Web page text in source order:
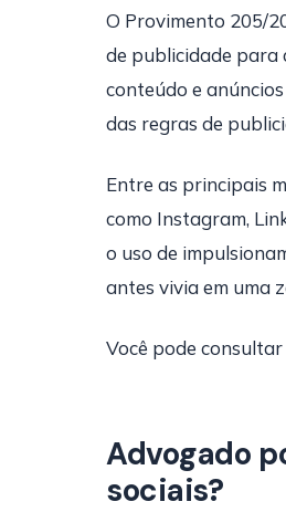
O Provimento 205/
de publicidade para
conteúdo e
das regras de
Entre as principais
como Instagram,
o uso de
antes vivia em uma
Você pode
Advogado
sociais?